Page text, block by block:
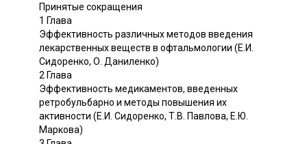
Принятые сокращения
1 Глава
Эффективность различных методов введения
лекарственных веществ в офтальмологии (Е.И.
Сидоренко, О. Даниленко)
2 Глава
Эффективность медикаментов, введенных
ретробульбарно и методы повышения их
активности (Е.И. Сидоренко, Т.В. Павлова, Е.Ю.
Маркова)